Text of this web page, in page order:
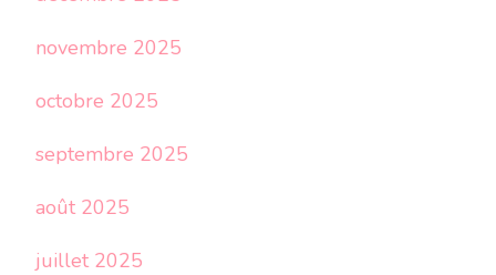
novembre 2025
octobre 2025
septembre 2025
août 2025
juillet 2025